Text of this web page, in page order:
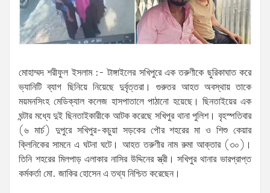
মোহাম্মদ শরীফুল ইসলাম :- টাঙ্গাইলের সখিপুরে এক তরুণীকে ছুরিকাঘাত করে
ভ্যানিটি ব্যাগ ছিনিয়ে নিয়েছে দুর্বৃত্তরা। গুরুতর আহত অবস্থায় তাকে
ময়মনসিংহ মেডিক্যাল কলেজ হাসপাতালে পাঠানো হয়েছে। ছিনতাইয়ের এক
ঘন্টার মধ্যে দুই ছিনতাইকারীকে আটক করেছে সখিপুর থানা পুলিশ। বৃহস্পতিবার
(৬ মার্চ) দুপুরে সখিপুর-কচুয়া সড়কের পৌর শহরের মা ও শিশু কেয়ার
ক্লিনিকের সামনে এ ঘটনা ঘটে। আহত তরুণীর নাম রুমা আক্তার (৩০)।
তিনি শহরের মিলপাড় এলাকার নাসির উদ্দিনের স্ত্রী। সখিপুর থানার ভারপ্রাপ্ত
কর্মকর্তা মো. জাকির হোসেন এ তথ্য নিশ্চিত করেছেন।